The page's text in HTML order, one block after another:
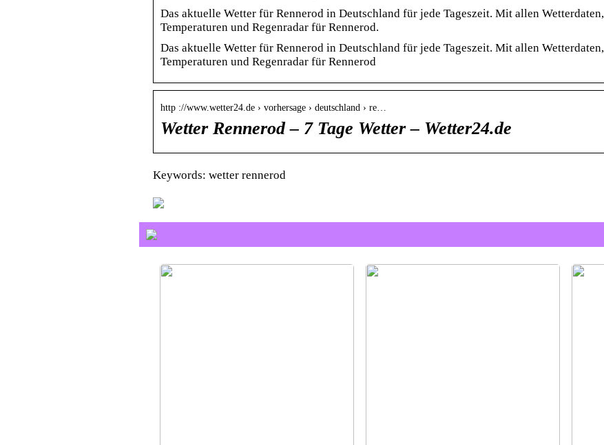
Das aktuelle Wetter für Rennerod in Deutschland für jede Tageszeit. Mit allen Wetterdaten,
Temperaturen und Regenradar für Rennerod.
Das aktuelle Wetter für Rennerod in Deutschland für jede Tageszeit. Mit allen Wetterdaten,
Temperaturen und Regenradar für Rennerod
http ://www.wetter24.de › vorhersage › deutschland › re…
Wetter Rennerod – 7 Tage Wetter – Wetter24.de
Keywords: wetter rennerod